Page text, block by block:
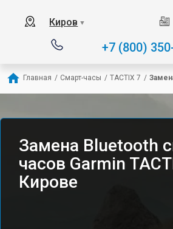
Киров ▼
+7 (800)
Главная / Смарт-часы / TACTIX 7 /
Замена Bluetooth
часов Garmin
Кирове